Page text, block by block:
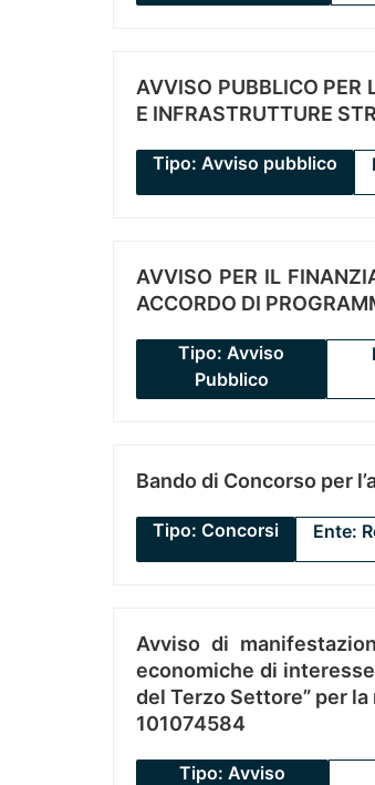
AVVISO PUBBLICO PER
E INFRASTRUTTURE
Tipo: Avviso pubblico
AVVISO PER IL
ACCORDO DI
Tipo: Avviso
Pubblico
Bando di Concorso per
Tipo: Concorsi Ente:
Avviso di
economiche di
del Terzo Settore” per
101074584
Tipo: Avviso